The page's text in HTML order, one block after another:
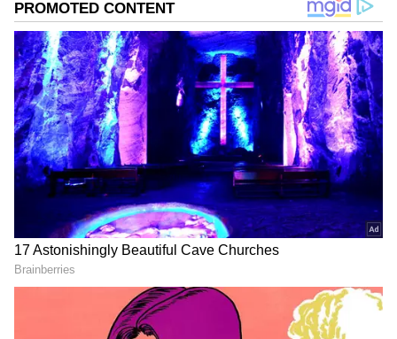
அறிமுகம் செய்துள்ளது. 2026-ம் ஆண்டின்
மிகவும் ஸ்டைலான ஆல்-ரவுண்டர் போனாக
இது களமிறக்கப்பட்டுள்ளது. இந்த போனில்
Quad 50MP Pro-Grade கேமரா சிஸ்டம்
உள்ளது. இதில் முக்கியமானது, Sony LYTIA™
710 சென்சார். motoAI தொழில்நுட்பத்துடன்
இணைந்து, குறைந்த வெளிச்சத்திலும்
அருமையான புகைப்படங்களை எடுக்க இது
உதவுகிறது.
ஏசியாநெட் தமிழ்-ஐ உங்கள் முதன்மைத்
தேர்வாக்குங்கள்